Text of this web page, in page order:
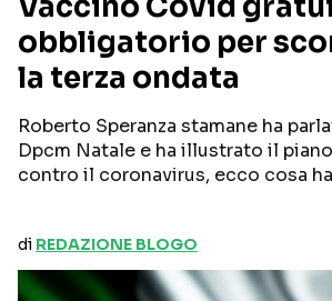
Seguici sui
obbligatorio per
la terza ondata
Roberto Speranza stamane ha
Dpcm Natale e ha illustrato il
contro il coronavirus, ecco cosa
di REDAZIONE BLOGO